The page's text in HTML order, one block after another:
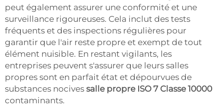
peut également assurer une conformité et une
surveillance rigoureuses. Cela inclut des tests
fréquents et des inspections régulières pour
garantir que l'air reste propre et exempt de tout
élément nuisible. En restant vigilants, les
entreprises peuvent s'assurer que leurs salles
propres sont en parfait état et dépourvues de
substances nocives salle propre ISO 7 Classe 10000
contaminants.